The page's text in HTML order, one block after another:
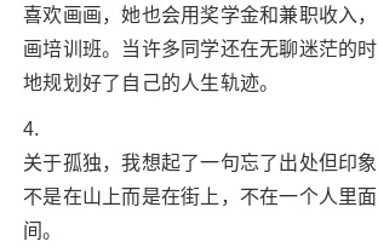
喜欢画画，她也会用奖学金和兼职收入
画培训班。当许多同学还在无聊迷茫的
地规划好了自己的人生轨迹。
4.
关于孤独，我想起了一句忘了出处但印
不是在山上而是在街上，不在一个人里
间。